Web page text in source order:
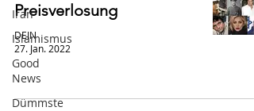
Iran
Islamismus
Good
News
Dümmste
Preisverlosung
DEIN
27. Jan. 2022